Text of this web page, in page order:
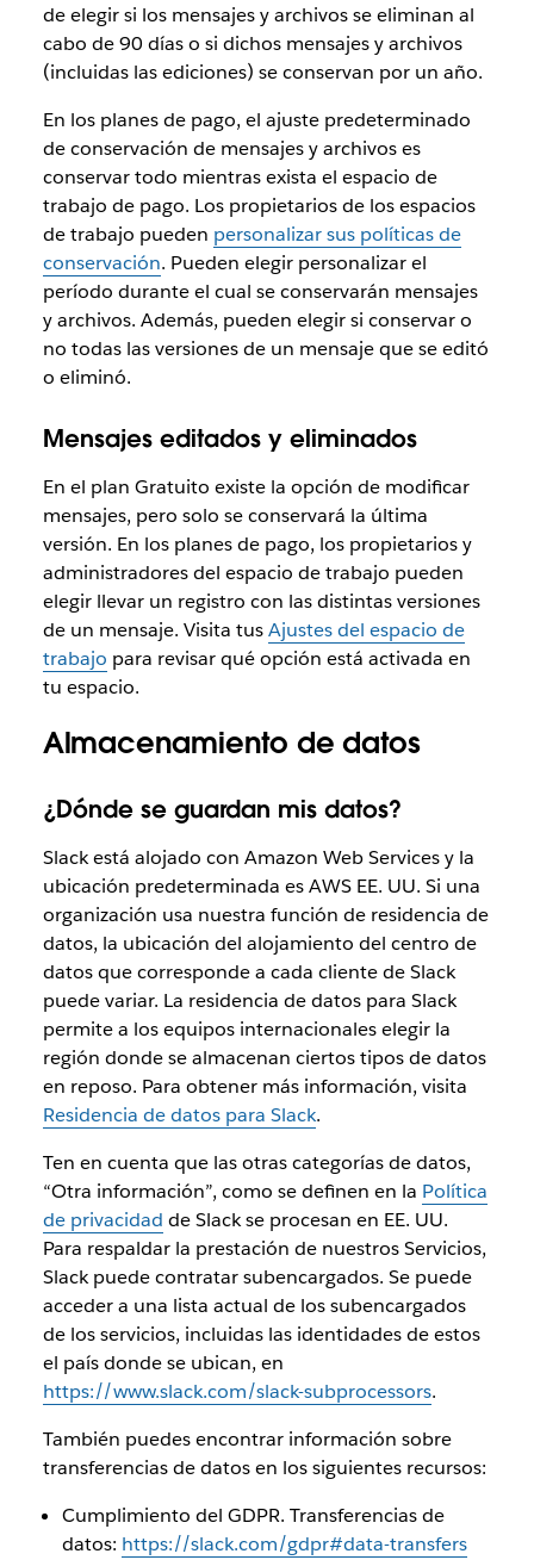
de elegir si los mensajes y archivos se eliminan al
cabo de 90 días o si dichos mensajes y archivos
(incluidas las ediciones) se conservan por un año.
En los planes de pago, el ajuste predeterminado
de conservación de mensajes y archivos es
conservar todo mientras exista el espacio de
trabajo de pago. Los propietarios de los espacios
de trabajo pueden personalizar sus políticas de
conservación. Pueden elegir personalizar el
período durante el cual se conservarán mensajes
y archivos. Además, pueden elegir si conservar o
no todas las versiones de un mensaje que se editó
o eliminó.
Mensajes editados y eliminados
En el plan Gratuito existe la opción de modificar
mensajes, pero solo se conservará la última
versión. En los planes de pago, los propietarios y
administradores del espacio de trabajo pueden
elegir llevar un registro con las distintas versiones
de un mensaje. Visita tusAjustes del espacio de
trabajo para revisar qué opción está activada en
tu espacio.
Almacenamiento de datos
¿Dónde se guardan mis datos?
Slack está alojado con Amazon Web Services y la
ubicación predeterminada es AWS EE. UU. Si una
organización usa nuestra función de residencia de
datos, la ubicación del alojamiento del centro de
datos que corresponde a cada cliente de Slack
puede variar. La residencia de datos para Slack
permite a los equipos internacionales elegir la
región donde se almacenan ciertos tipos de datos
en reposo. Para obtener más información, visita
Residencia de datos para Slack.
Ten en cuenta que las otras categorías de datos,
“Otra información”, como se definen en la Política
de privacidad de Slack se procesan en EE. UU.
Para respaldar la prestación de nuestros Servicios,
Slack puede contratar subencargados. Se puede
acceder a una lista actual de los subencargados
de los servicios, incluidas las identidades de estos
el país donde se ubican, en
https://www.slack.com/slack-subprocessors.
También puedes encontrar información sobre
transferencias de datos en los siguientes recursos:
Cumplimiento del GDPR. Transferencias de
datos: https://slack.com/gdpr#data-transfers